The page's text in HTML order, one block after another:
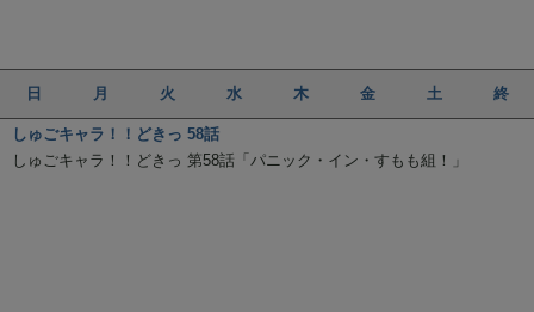
日 月 火 水 木 金 土 終
しゅごキャラ！！どきっ 58話
しゅごキャラ！！どきっ 第58話「パニック・イン・すもも組！」